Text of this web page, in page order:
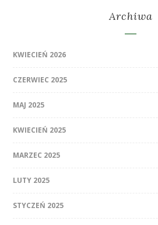
Archiwa
KWIECIEŃ 2026
CZERWIEC 2025
MAJ 2025
KWIECIEŃ 2025
MARZEC 2025
LUTY 2025
STYCZEŃ 2025